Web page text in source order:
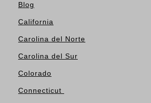
Blog
California
Carolina del Norte
Carolina del Sur
Colorado
Connecticut